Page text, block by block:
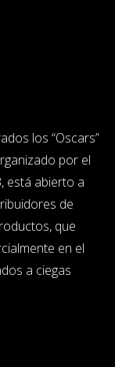
los “Oscars”
por el
está abierto a
de
que
en el
a ciegas